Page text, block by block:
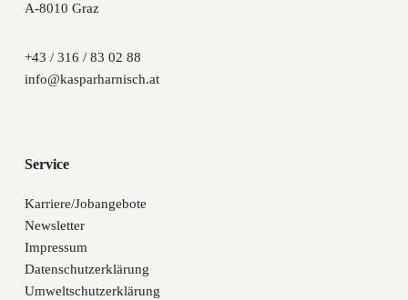
A-8010 Graz
+43 / 316 / 83 02 88
info@kasparharnisch.at
Service
Karriere/Jobangebote
Newsletter
Impressum
Datenschutzerklärung
Umweltschutzerklärung